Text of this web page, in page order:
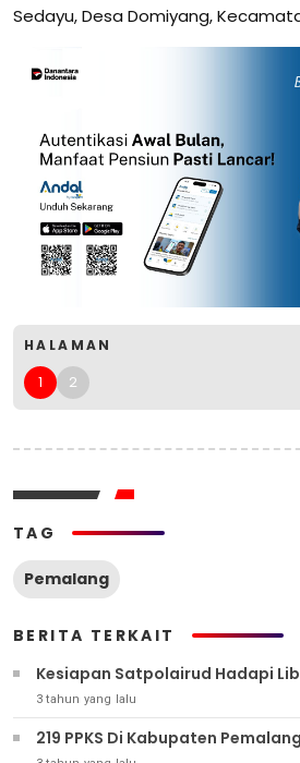
Sedayu, Desa Domiyang,
HALAMAN
1 2
TAG
Pemalang
BERITA TERKAIT
Kesiapan Satpolairud Hadapi
3 tahun yang lalu
219 PPKS Di Kabupaten